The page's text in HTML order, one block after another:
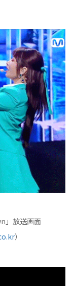
」放送画面
）